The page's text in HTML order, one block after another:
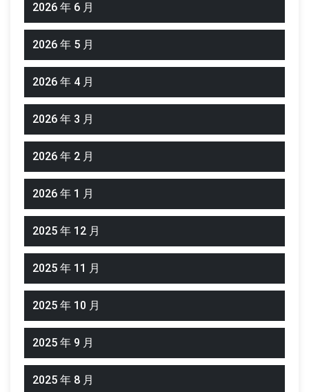
2026 年 6 月
2026 年 5 月
2026 年 4 月
2026 年 3 月
2026 年 2 月
2026 年 1 月
2025 年 12 月
2025 年 11 月
2025 年 10 月
2025 年 9 月
2025 年 8 月